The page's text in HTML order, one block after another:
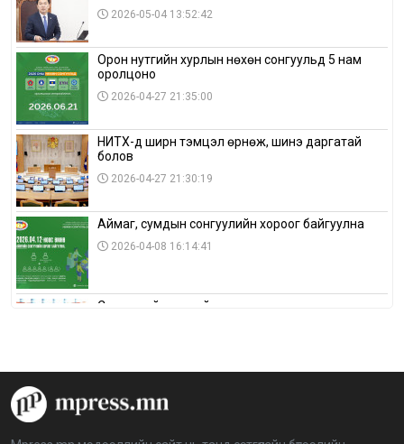
2026-05-04 13:52:42
Орон нутгийн хурлын нөхөн сонгуульд 5 нам
оролцоно
2026-04-27 21:35:00
НИТХ-д ширүүн тэмцэл өрнөж, шинэ даргатай
болов
2026-04-27 21:30:19
Аймаг, сумдын сонгуулийн хороог байгуулна
2026-04-08 16:14:41
Сонгуулийн хуулийн зөрчил, шалгах,
аймагт үргэлжилж байна